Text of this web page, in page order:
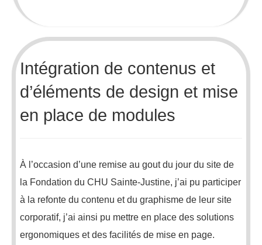
Intégration de contenus et
d’éléments de design et mise
en place de modules
À l’occasion d’une remise au gout du jour du site de
la Fondation du CHU Sainte-Justine, j’ai pu participer
à la refonte du contenu et du graphisme de leur site
corporatif, j’ai ainsi pu mettre en place des solutions
ergonomiques et des facilités de mise en page.